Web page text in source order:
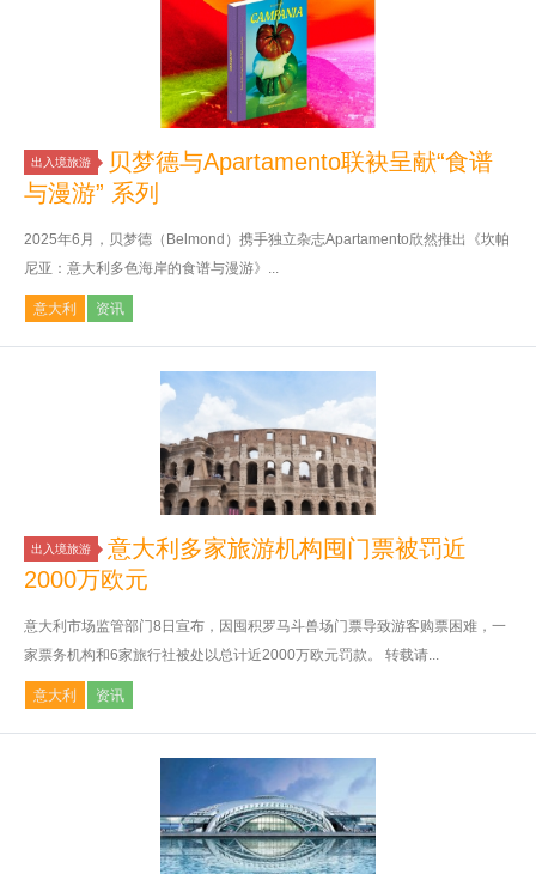
出入境旅游
贝梦德与Apartamento联袂呈献“食谱
与漫游” 系列
2025年6月­，­­­贝梦德（Belmond）携手独立杂志Apartamento欣然推出《坎帕
尼亚：意大利多色海岸的食谱与漫游》...
意大利 资讯
出入境旅游
意大利多家旅游机构囤门票被罚近
2000万欧元
意大利市场监管部门8日宣布，因囤积罗马斗兽场门票导致游客购票困难，一
家票务机构和6家旅行社被处以总计近2000万欧元罚款。 转载请...
意大利 资讯